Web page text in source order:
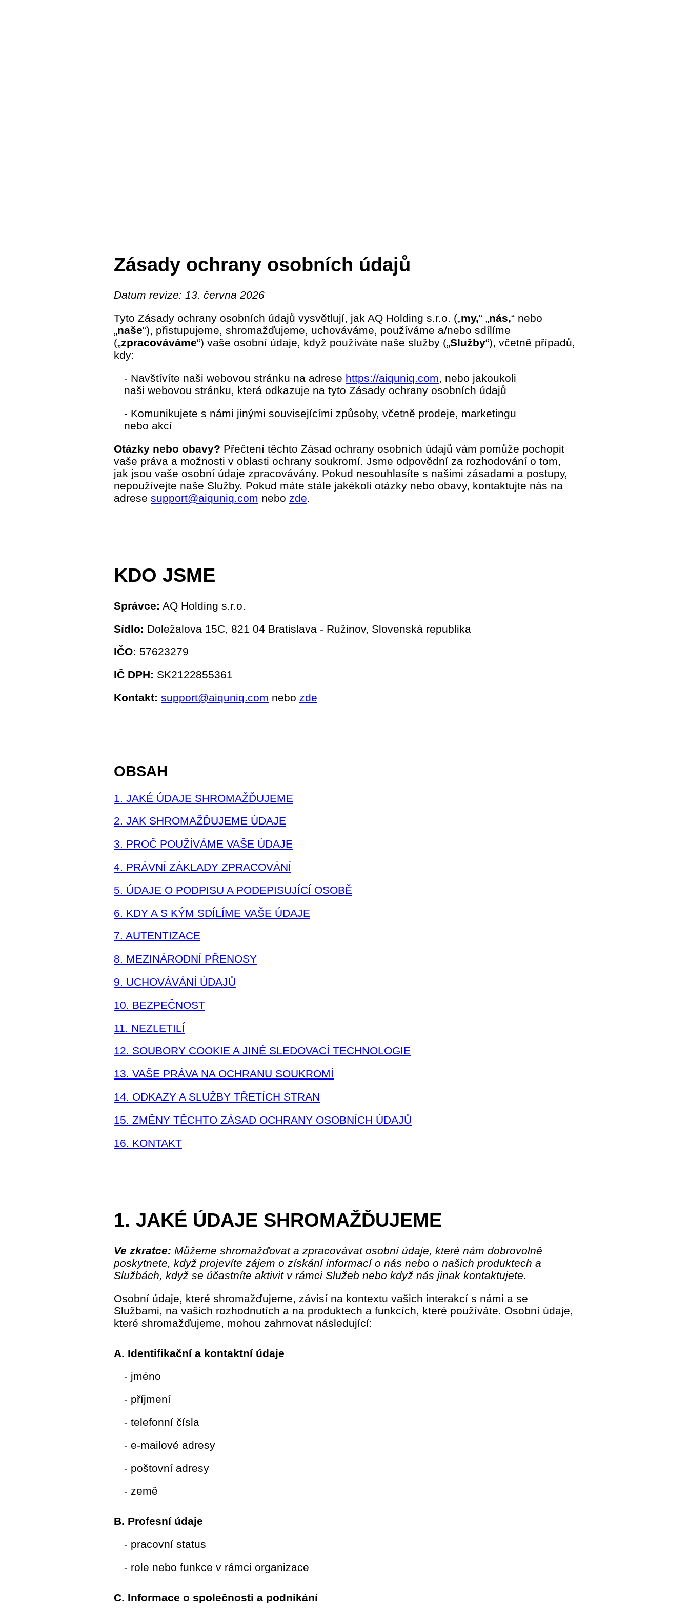
Zásady ochrany osobních údajů
Datum revize: 13. června 2026
Tyto Zásady ochrany osobních údajů vysvětlují, jak AQ Holding s.r.o. („my,“ „nás,“ nebo
„naše“), přistupujeme, shromažďujeme, uchováváme, používáme a/nebo sdílíme
(„zpracováváme“) vaše osobní údaje, když používáte naše služby („Služby“), včetně případů,
kdy:
- Navštívíte naši webovou stránku na adrese https://aiquniq.com, nebo jakoukoli
naši webovou stránku, která odkazuje na tyto Zásady ochrany osobních údajů
- Komunikujete s námi jinými souvisejícími způsoby, včetně prodeje, marketingu
nebo akcí
Otázky nebo obavy? Přečtení těchto Zásad ochrany osobních údajů vám pomůže pochopit
vaše práva a možnosti v oblasti ochrany soukromí. Jsme odpovědní za rozhodování o tom,
jak jsou vaše osobní údaje zpracovávány. Pokud nesouhlasíte s našimi zásadami a postupy,
nepoužívejte naše Služby. Pokud máte stále jakékoli otázky nebo obavy, kontaktujte nás na
adrese support@aiquniq.com nebo zde.
KDO JSME
Správce: AQ Holding s.r.o.
Sídlo: Doležalova 15C, 821 04 Bratislava - Ružinov, Slovenská republika
IČO: 57623279
IČ DPH: SK2122855361
Kontakt: support@aiquniq.com nebo zde
OBSAH
1. JAKÉ ÚDAJE SHROMAŽĎUJEME
2. JAK SHROMAŽĎUJEME ÚDAJE
3. PROČ POUŽÍVÁME VAŠE ÚDAJE
4. PRÁVNÍ ZÁKLADY ZPRACOVÁNÍ
5. ÚDAJE O PODPISU A PODEPISUJÍCÍ OSOBĚ
6. KDY A S KÝM SDÍLÍME VAŠE ÚDAJE
7. AUTENTIZACE
8. MEZINÁRODNÍ PŘENOSY
9. UCHOVÁVÁNÍ ÚDAJŮ
10. BEZPEČNOST
11. NEZLETILÍ
12. SOUBORY COOKIE A JINÉ SLEDOVACÍ TECHNOLOGIE
13. VAŠE PRÁVA NA OCHRANU SOUKROMÍ
14. ODKAZY A SLUŽBY TŘETÍCH STRAN
15. ZMĚNY TĚCHTO ZÁSAD OCHRANY OSOBNÍCH ÚDAJŮ
16. KONTAKT
1. JAKÉ ÚDAJE SHROMAŽĎUJEME
Ve zkratce: Můžeme shromažďovat a zpracovávat osobní údaje, které nám dobrovolně
poskytnete, když projevíte zájem o získání informací o nás nebo o našich produktech a
Službách, když se účastníte aktivit v rámci Služeb nebo když nás jinak kontaktujete.
Osobní údaje, které shromažďujeme, závisí na kontextu vašich interakcí s námi a se
Službami, na vašich rozhodnutích a na produktech a funkcích, které používáte. Osobní údaje,
které shromažďujeme, mohou zahrnovat následující:
A. Identifikační a kontaktní údaje
- jméno
- příjmení
- telefonní čísla
- e-mailové adresy
- poštovní adresy
- země
B. Profesní údaje
- pracovní status
- role nebo funkce v rámci organizace
C. Informace o společnosti a podnikání